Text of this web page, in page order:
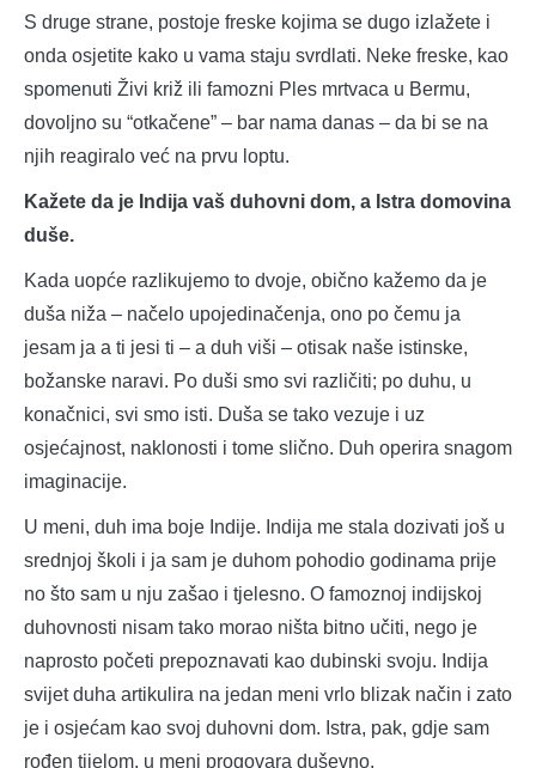
S druge strane, postoje freske kojima se dugo izlažete i
onda osjetite kako u vama staju svrdlati. Neke freske, kao
spomenuti Živi križ ili famozni Ples mrtvaca u Bermu,
dovoljno su “otkačene” ‒ bar nama danas ‒ da bi se na
njih reagiralo već na prvu loptu.
Kažete da je Indija vaš duhovni dom, a Istra domovina
duše.
Kada uopće razlikujemo to dvoje, obično kažemo da je
duša niža ‒ načelo upojedinačenja, ono po čemu ja
jesam ja a ti jesi ti ‒ a duh viši ‒ otisak naše istinske,
božanske naravi. Po duši smo svi različiti; po duhu, u
konačnici, svi smo isti. Duša se tako vezuje i uz
osjećajnost, naklonosti i tome slično. Duh operira snagom
imaginacije.
U meni, duh ima boje Indije. Indija me stala dozivati još u
srednjoj školi i ja sam je duhom pohodio godinama prije
no što sam u nju zašao i tjelesno. O famoznoj indijskoj
duhovnosti nisam tako morao ništa bitno učiti, nego je
naprosto početi prepoznavati kao dubinski svoju. Indija
svijet duha artikulira na jedan meni vrlo blizak način i zato
je i osjećam kao svoj duhovni dom. Istra, pak, gdje sam
rođen tijelom, u meni progovara duševno.